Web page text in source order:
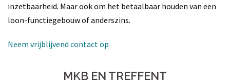
inzetbaarheid. Maar ook om het betaalbaar houden van een
loon-functiegebouw of anderszins.
Neem vrijblijvend contact op
MKB EN TREFFENT